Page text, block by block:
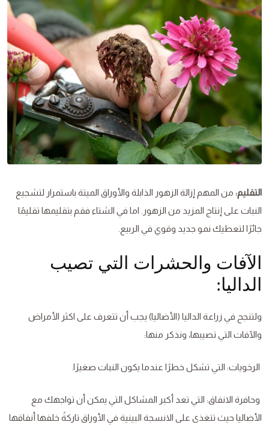
التقليم: من المهم إزالة الزهور الذابلة والأوراق الميتة باستمرار لتشجيع
النبات على إنتاج المزيد من الزهور. اما في الشتاء فقم بتقليمها تقليمًا
جائرًا لتعطيك نمو جديد وقوي في الربيع.
الآفات والحشرات التي تصيب
الداليا:
ولتنجح في زراعة الداليا (الأضاليا) يجب أن تتعرف على اكثر الأمراض
والآفات التي تصيبها، ونذكر منها:
الرخويات: التي تشكل خطرًا عندما يكون النبات صغيرًا.
وحافرة الانفاق: التي تعد أكبر المشاكل التي يمكن أن تواجهك مع
الأضاليا حيث تتغذى على الانسجة البينية في الأوراق تاركةً خلفها أنفاقها